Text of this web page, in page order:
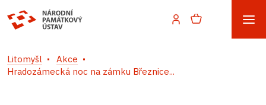
Litomyšl
Akce
Hradozámecká noc na zámku Březnice...